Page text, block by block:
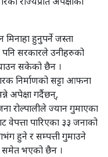
मिनाहा हुनुपर्ने जस्ता
पनि सरकारले उनीहरुको
सकेको छैन ।
निर्माणको सट्टा आफना
अपेक्षा गर्दैछन्,
रोल्पालीले ज्यान गुमाएका
वेपत्ता पारिएका ३३ जनाको
हुने र सम्पत्ती गुमाउने
समेत भएको छैन ।